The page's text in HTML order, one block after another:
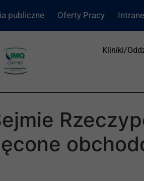
publiczne Oferty Pracy
Kliniki/